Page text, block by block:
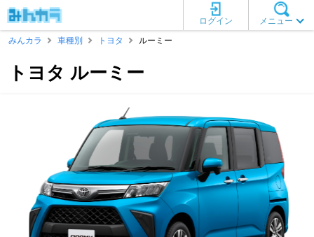
メニュー
ログイン
みんカラ
車種別 トヨタ ルーミー
トヨタ ルーミー